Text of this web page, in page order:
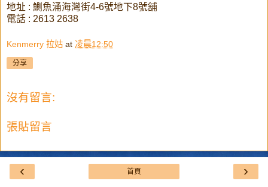
地址 : 鰂魚涌海灣街4-6號地下8號舖
電話 : 2613 2638
Kenmerry 拉姑 at 凌晨12:50
分享
沒有留言:
張貼留言
‹ ›
首頁